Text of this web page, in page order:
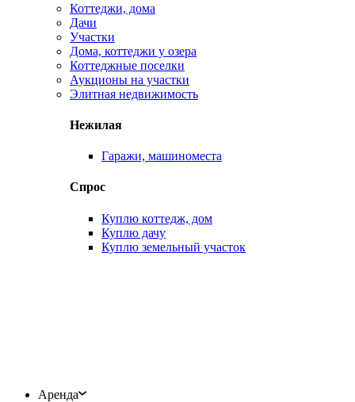
Коттеджи, дома
Дачи
Участки
Дома, коттеджи у озера
Коттеджные поселки
Аукционы на участки
Элитная недвижимость
Нежилая
Гаражи, машиноместа
Спрос
Куплю коттедж, дом
Куплю дачу
Куплю земельный участок
Аренда